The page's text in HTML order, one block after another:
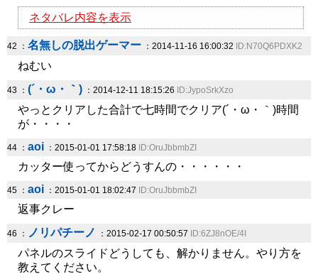
ネタバレ内容を表示
42 ： 名無しの脱出ゲーマー ：2014-11-16 16:00:32 ID:N70Q6PDXK2
ねむい
43 ： (´・ω・｀) ：2014-12-11 18:15:26 ID:JypoSrkXzo
やっとクリアした合計で七時間でクリア(´・ω・｀)時間
が・・・・
44 ： aoi ：2015-01-01 17:58:18 ID:OruJbbmbZI
カッター使ってからどうすんの・・・・・・
45 ： aoi ：2015-01-01 18:02:47 ID:OruJbbmbZI
返事クレー
46 ： ノリパチーノ ：2015-02-17 00:50:57 ID:6ZJ8nOE/4I
パネルのスライドどうしても、解かりません。やり方を
教えてください。